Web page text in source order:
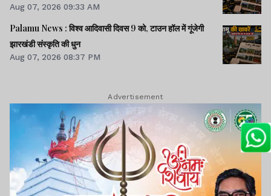
Aug 07, 2026 09:33 AM
Palamu News : विश्व आदिवासी दिवस 9 को, टाउन हॉल में गूंजेगी
झारखंडी संस्कृति की धुन
Aug 07, 2026 08:37 PM
Advertisement